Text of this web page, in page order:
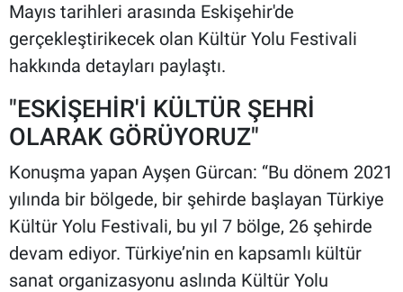
Mayıs tarihleri arasında Eskişehir'de
gerçekleştirikecek olan Kültür Yolu Festivali
hakkında detayları paylaştı.
"ESKİŞEHİR'İ KÜLTÜR ŞEHRİ
OLARAK GÖRÜYORUZ"
Konuşma yapan Ayşen Gürcan: “Bu dönem 2021
yılında bir bölgede, bir şehirde başlayan Türkiye
Kültür Yolu Festivali, bu yıl 7 bölge, 26 şehirde
devam ediyor. Türkiye’nin en kapsamlı kültür
sanat organizasyonu aslında Kültür Yolu